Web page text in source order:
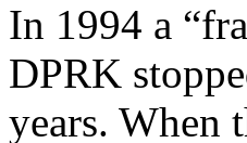
In 1994 a
DPRK
years. When